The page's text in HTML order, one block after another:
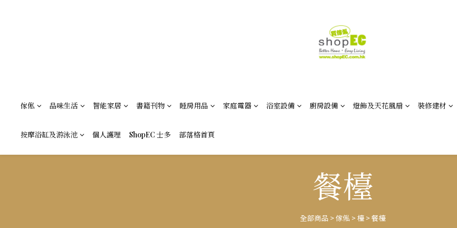
傢俬 品味生活 智能家居 書籍刊物 睡房用品 家庭電器 浴室設備 廚房設備 燈飾及天花風扇 裝修建材
按摩浴缸及游泳池 個人護理 ShopEC 士多 部落格首頁
餐檯
全部商品 >傢俬> 檯>餐檯